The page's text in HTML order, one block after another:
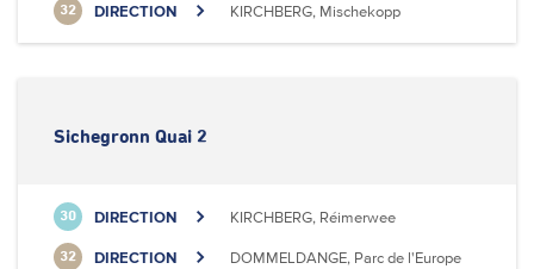
32 DIRECTION KIRCHBERG, Mischekopp
Sichegronn Quai 2
30 DIRECTION KIRCHBERG, Réimerwee
32 DIRECTION DOMMELDANGE, Parc de l'Europe